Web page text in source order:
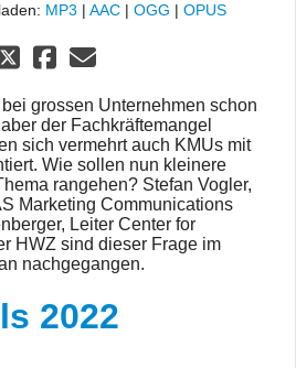
MP3 | AAC | OGG | OPUS
grossen Unternehmen schon
der Fachkräftemangel
sich vermehrt auch KMUs mit
Wie sollen nun kleinere
rangehen? Stefan Vogler,
Marketing Communications
Leiter Center for
HWZ sind dieser Frage im
nachgegangen.
2022